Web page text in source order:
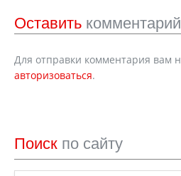
Оставить комментарий
Для отправки комментария вам
авторизоваться.
Поиск по сайту